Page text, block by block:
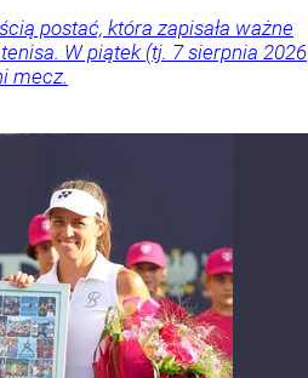
postać, która zapisała ważne
W piątek (tj. 7 sierpnia 2026
mecz.